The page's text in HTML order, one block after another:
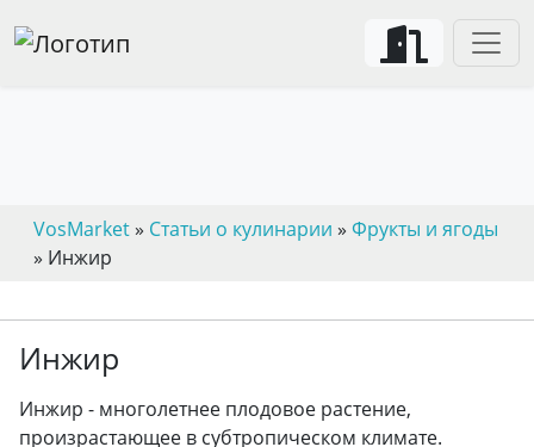
VosMarket» Статьи о кулинарии » Фрукты и ягоды
» Инжир
Инжир
Инжир - многолетнее плодовое растение,
произрастающее в субтропическом климате.